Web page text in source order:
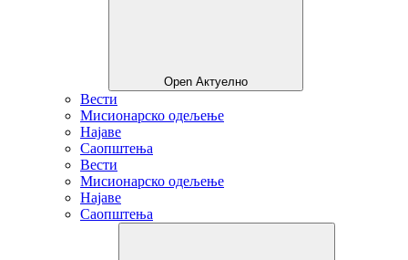
Open Актуелно
Вести
Мисионарско одељење
Најаве
Саопштења
Вести
Мисионарско одељење
Најаве
Саопштења